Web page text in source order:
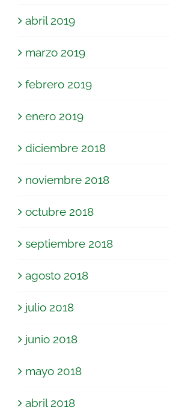
abril 2019
marzo 2019
febrero 2019
enero 2019
diciembre 2018
noviembre 2018
octubre 2018
septiembre 2018
agosto 2018
julio 2018
junio 2018
mayo 2018
abril 2018